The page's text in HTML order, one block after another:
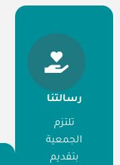
رسالتنا
تلتزم
الجمعية
بتقديم